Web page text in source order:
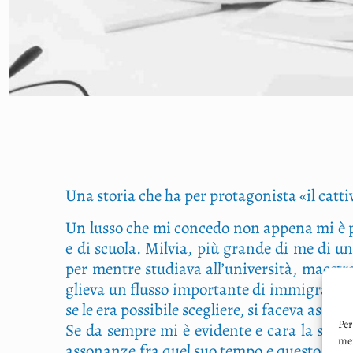
Una sto­ria che ha per pro­ta­go­ni­sta «il
Un lus­so che mi con­ce­do non appe­na mi
e di scuo­la. Mil­via, più gran­de di me di
per men­tre stu­dia­va all’università,
glie­va un flus­so impor­tan­te di immi­gra­ti
se le era pos­si­bi­le sce­glie­re, si face­va
Se da sem­pre mi è evi­den­te e cara la